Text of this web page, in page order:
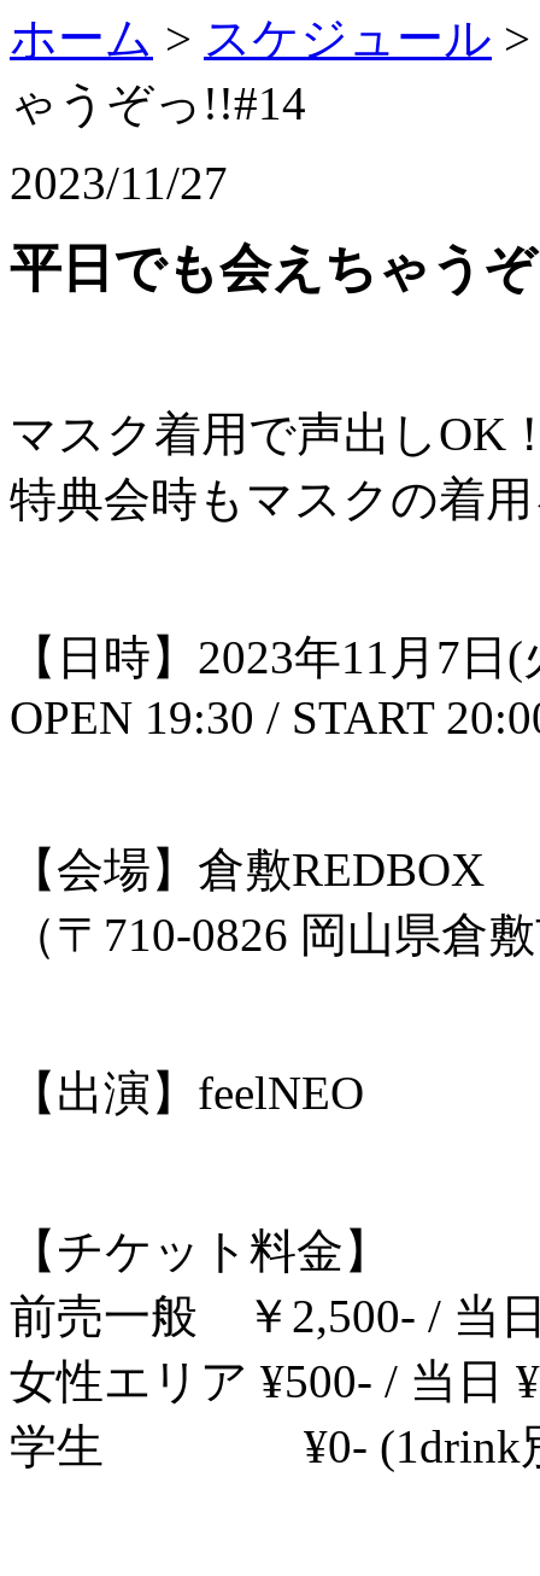
ホーム > スケジュール
ゃうぞっ!!#14
2023/11/27
平日でも会えちゃう
マスク着用で声出しOK
特典会時もマスクの着
【日時】2023年11月7日(
OPEN 19:30 / START
【会場】倉敷REDBOX
（〒710-0826 岡山県倉
【出演】feelNEO
【チケット料金】
前売一般 ￥2,500- / 当
女性エリア ¥500- / 当日
学生 ¥0- (1drink別